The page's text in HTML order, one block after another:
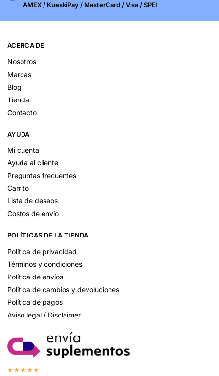
AMEX / KueskiPay / MasterCard / Visa / SPEI
ACERCA DE
Nosotros
Marcas
Blog
Tienda
Contacto
AYUDA
Mi cuenta
Ayuda al cliente
Preguntas frecuentes
Carrito
Lista de deseos
Costos de envío
POLÍTICAS DE LA TIENDA
Política de privacidad
Términos y condiciones
Política de envíos
Política de cambios y devoluciones
Política de pagos
Aviso legal / Disclaimer
★★★★★